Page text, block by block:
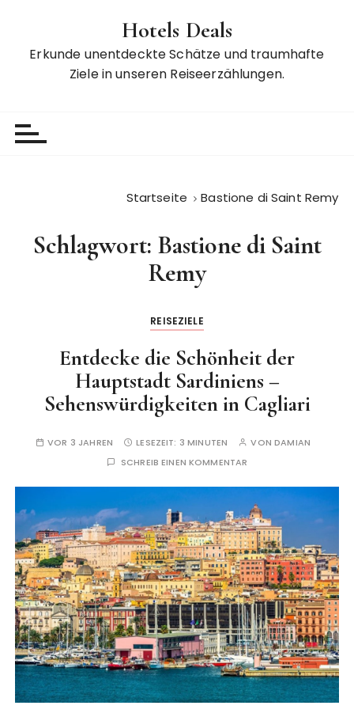
Hotels Deals
Erkunde unentdeckte Schätze und traumhafte
Ziele in unseren Reiseerzählungen.
Startseite Bastione di Saint Remy
Schlagwort: Bastione di Saint
Remy
REISEZIELE
Entdecke die Schönheit der
Hauptstadt Sardiniens –
Sehenswürdigkeiten in Cagliari
VOR 3 JAHREN LESEZEIT: 3 MINUTEN VONDAMIAN
SCHREIB EINEN KOMMENTAR